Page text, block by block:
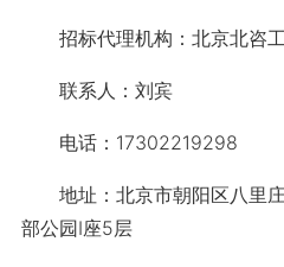
招标代理机构：北京北咨工
联系人：刘宾
电话：17302219298
地址：北京市朝阳区八里庄
部公园I座5层